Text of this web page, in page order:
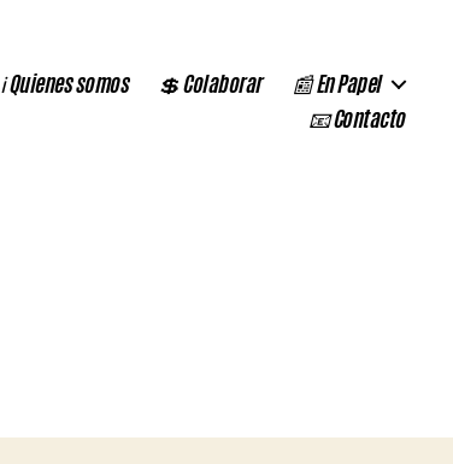
ℹ️ Quienes somos 💲 Colaborar
📰 En Papel
📧 Contacto